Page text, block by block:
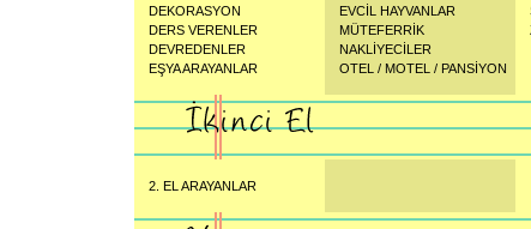
DEKORASYON
DERS VERENLER
DEVREDENLER
EŞYA ARAYANLAR
EVCİL HAYVANLAR
MÜTEFERRİK
NAKLİYECİLER
OTEL / MOTEL / PANSİYON
2. EL ARAYANLAR